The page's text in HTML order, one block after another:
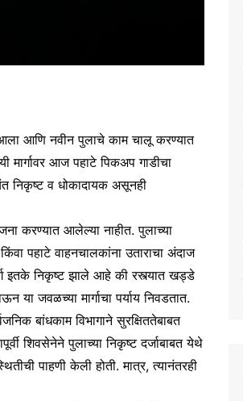
आला आणि नवीन पुलाचे काम चालू करण्यात
मार्गावर आज पहाटे पिकअप गाडीचा
निकृष्ट व धोकादायक असूनही
करण्यात आलेल्या नाहीत. पुलाच्या
पहाटे वाहनचालकांना उताराचा अंदाज
इतके निकृष्ट झाले आहे की रस्त्यात खड्डे
जवळच्या मार्गाचा पर्याय निवडतात.
बांधकाम विभागाने सुरक्षिततेबाबत
शिवसेनेने पुलाच्या निकृष्ट दर्जाबाबत येथे
पाहणी केली होती. मात्र, त्यानंतरही